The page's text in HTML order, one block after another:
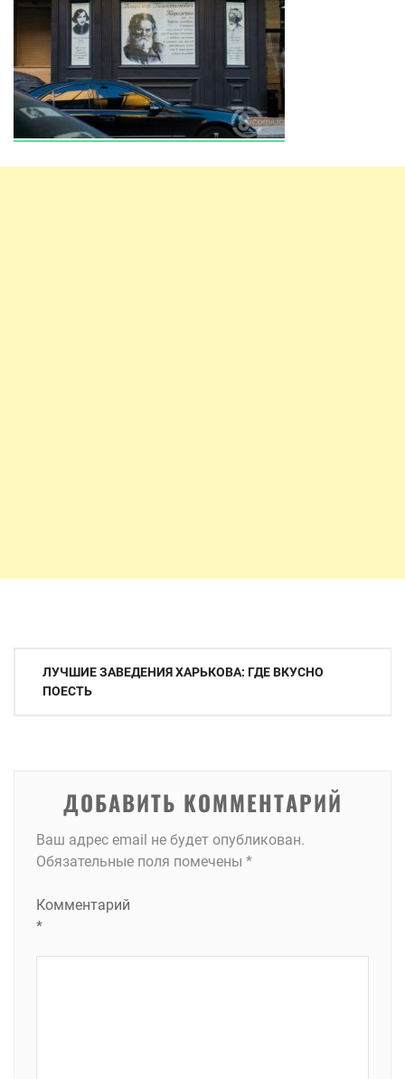
Навигация
ЛУЧШИЕ ЗАВЕДЕНИЯ ХАРЬКОВА: ГДЕ ВКУСНО
ПОЕСТЬ
ДОБАВИТЬ КОММЕНТАРИЙ
Ваш адрес email не будет опубликован.
Обязательные поля помечены *
Комментарий
*